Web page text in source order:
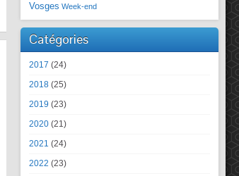
Vosges Week-end
Catégories
2017 (24)
2018 (25)
2019 (23)
2020 (21)
2021 (24)
2022 (23)